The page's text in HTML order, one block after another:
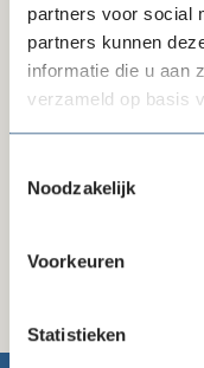
partners voor social
partners kunnen
informatie die u aan
verzameld op basis
Noodzakelijk
Voorkeuren
Statistieken
Wanneer